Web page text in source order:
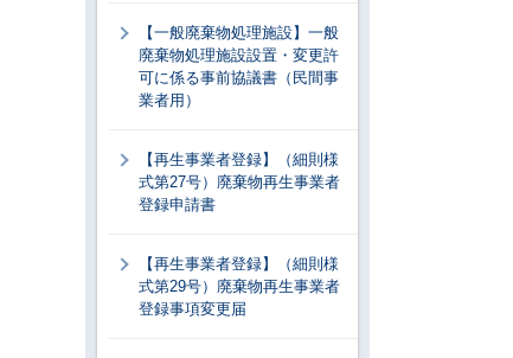
【一般廃棄物処理施設】一般
廃棄物処理施設設置・変更許
可に係る事前協議書（民間事
業者用）
【再生事業者登録】（細則様
式第27号）廃棄物再生事業者
登録申請書
【再生事業者登録】（細則様
式第29号）廃棄物再生事業者
登録事項変更届